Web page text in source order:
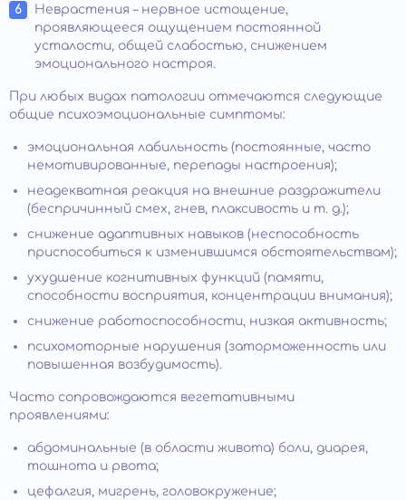
Неврастения – нервное истощение,
проявляющееся ощущением постоянной
усталости, общей слабостью, снижением
эмоционального настроя.
При любых видах патологии отмечаются следующие
общие психоэмоциональные симптомы:
эмоциональная лабильность (постоянные, часто
немотивированные, перепады настроения);
неадекватная реакция на внешние раздражители
(беспричинный смех, гнев, плаксивость и т. д.);
снижение адаптивных навыков (неспособность
приспособиться к изменившимся обстоятельствам);
ухудшение когнитивных функций (памяти,
способности восприятия, концентрации внимания);
снижение работоспособности, низкая активность;
психомоторные нарушения (заторможенность или
повышенная возбудимость).
Часто сопровождаются вегетативными
проявлениями:
абдоминальные (в области живота) боли, диарея,
тошнота и рвота;
цефалгия, мигрень, головокружение;